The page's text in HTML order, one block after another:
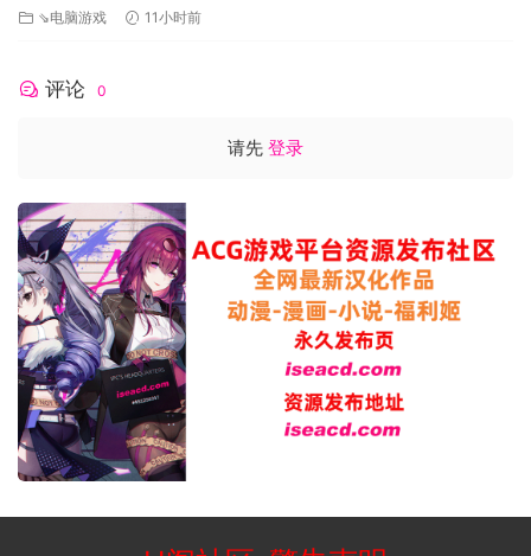
⇘电脑游戏 11小时前
评论 0
请先 登录